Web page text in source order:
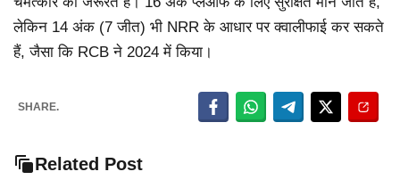
लेकिन 14 अंक (7 जीत) भी NRR के आधार पर क्वालीफाई कर सकते
हैं, जैसा कि RCB ने 2024 में किया।
SHARE.
Related Post